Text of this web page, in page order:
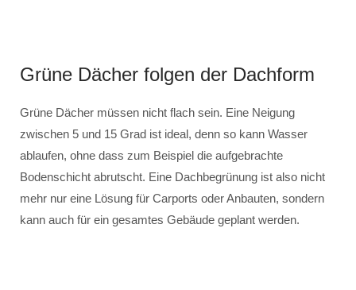
Grüne Dächer folgen der Dachform
Grüne Dächer müssen nicht flach sein. Eine Neigung
zwischen 5 und 15 Grad ist ideal, denn so kann Wasser
ablaufen, ohne dass zum Beispiel die aufgebrachte
Bodenschicht abrutscht. Eine Dachbegrünung ist also nicht
mehr nur eine Lösung für Carports oder Anbauten, sondern
kann auch für ein gesamtes Gebäude geplant werden.